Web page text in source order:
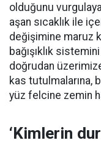
olduğunu
aşan sıcaklık ile
değişimine maruz
bağışıklık
doğrudan
kas tutulmalarına,
yüz felcine zemin
‘Kimlerin